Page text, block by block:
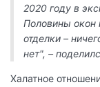
2020 году в
Половины окон
отделки –
нет", –
Халатное